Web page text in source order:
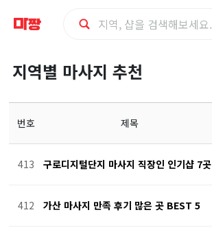
지
역
별
마
사
지역별 마사지 추천
번호 제목
413 구로디지털단지 마사지 직장인 인기샵 7곳
412 가산 마사지 만족 후기 많은 곳 BEST 5